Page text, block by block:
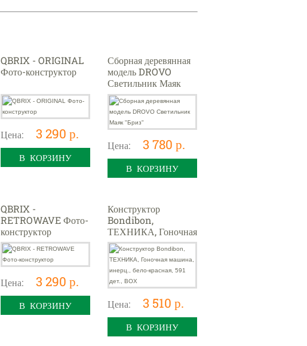
QBRIX - ORIGINAL
Фото-конструктор
Цена: 3 290 р.
В КОРЗИНУ
Сборная деревянная
модель DROVO
Светильник Маяк
"Бриз"
Цена: 3 780 р.
В КОРЗИНУ
QBRIX -
RETROWAVE Фото-
конструктор
Цена: 3 290 р.
В КОРЗИНУ
Конструктор
Bondibon,
ТЕХНИКА, Гоночная
машина, инерц.,
бело-красная, 591
дет., BOX
Цена: 3 510 р.
В КОРЗИНУ